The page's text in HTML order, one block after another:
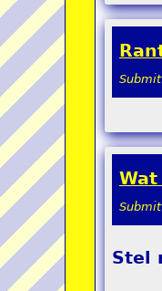
Stel